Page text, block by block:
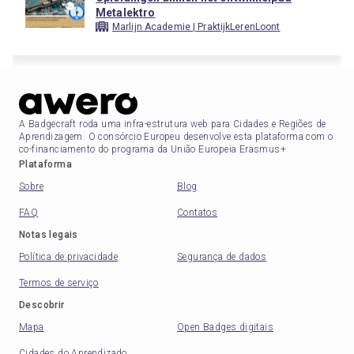
Metalektro
Marlijn Academie | PraktijkLerenLoont
A Badgecraft roda uma infra-estrutura web para Cidades e Regiões de
Aprendizagem. O consórcio Europeu desenvolve esta plataforma com o
co-financiamento do programa da União Europeia Erasmus+
Plataforma
Sobre
Blog
FAQ
Contatos
Notas legais
Política de privacidade
Segurança de dados
Termos de serviço
Descobrir
Mapa
Open Badges digitais